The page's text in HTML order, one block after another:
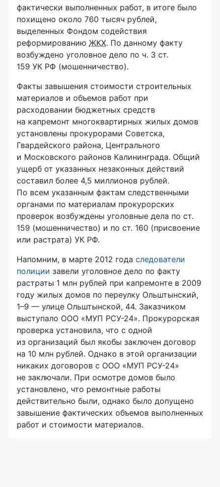
фактически выполненных работ, в итоге было
похищено около 760 тысяч рублей,
выделенных Фондом содействия
реформированию ЖКХ. По данному факту
возбуждено уголовное дело по ч. 3 ст.
159 УК РФ (мошенничество).
Факты завышения стоимости строительных
материалов и объемов работ при
расходовании бюджетных средств
на капремонт многоквартирных жилых домов
установлены прокурорами Советска,
Гвардейского района, Центрального
и Московского районов Калининграда. Общий
ущерб от указанных незаконных действий
составил более 4,5 миллионов рублей.
По всем указанным фактам следственными
органами по материалам прокурорских
проверок возбуждены уголовные дела по ст.
159 (мошенничество) и по ст. 160 (присвоение
или растрата) УК РФ.
Напомним, в марте 2012 года следователи
полиции завели уголовное дело по факту
растраты 1 млн рублей при капремонте в 2009
году жилых домов по переулку Ольштынский,
1–9 — улице Ольштынской, 44. Заказчиком
выступало ООО «МУП РСУ-24». Прокурорская
проверка установила, что с одной
из организаций был якобы заключен договор
на 10 млн рублей. Однако в этой организации
никаких договоров с ООО «МУП РСУ-24»
не заключали. При осмотре домов было
установлено, что ремонтные работы
действительно были, однако было допущено
завышение фактических объемов выполненных
работ и стоимости материалов.